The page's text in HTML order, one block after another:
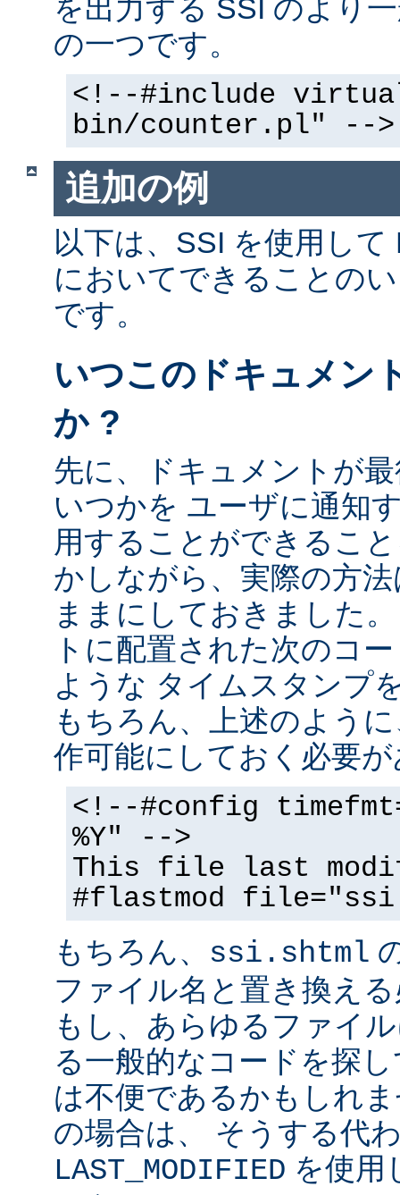
を出力する SSI のより
の一つです。
<!--#include
bin/counter.pl" -->
追加の例
以下は、SSI を使用し
においてできることの
です。
いつこのドキュメン
か ?
先に、ドキュメントが
いつかを ユーザに通知
用することができるこ
かしながら、実際の方
ままにしておきました
トに配置された次のコ
ような タイムスタンプ
もちろん、上述のよう
作可能にしておく必要
<!--#config
%Y" -->
This file last
#flastmod
もちろん、 ssi.shtml
ファイル名と置き換え
もし、あらゆるファイ
る一般的なコードを探
は不便であるかもしれ
の場合は、 そうする代
LAST_MODIFIED を使用